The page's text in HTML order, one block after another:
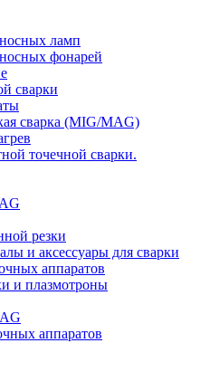
ламп
фонарей
сварки
сварка (MIG/MAG)
точечной сварки.
резки
и аксессуары для сварки
аппаратов
и плазмотроны
аппаратов